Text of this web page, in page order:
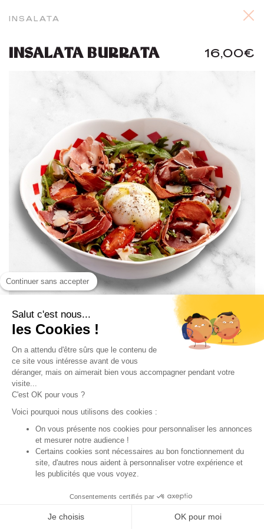
Continuer sans accepter
Salut c'est nous...
les Cookies !
On a attendu d'être sûrs que le contenu de
ce site vous intéresse avant de vous
déranger, mais on aimerait bien vous accompagner pendant votre
visite...
C'est OK pour vous ?
Voici pourquoi nous utilisons des cookies :
On vous présente nos cookies pour personnaliser les annonces
et mesurer notre audience !
Certains cookies sont nécessaires au bon fonctionnement du
site, d'autres nous aident à personnaliser votre expérience et
les publicités que vous voyez.
Consentements certifiés par
Je choisis OK pour moi
INSALATA
INSALATA BURRATA 16,00€
AJOUTER
ALLERGÈNES
Roquette, jambon cru italien, burratina, tomates cerises au
basilic, parmigiano reggiano DOP*, pesto, huile d’olive
vierge extra, crème de vinaigre balsamique, éclats de
noisettes, poivre noir du moulin * Denominazione di Origine
Protetta
D’AUTRES ONT AUSSI AIMÉ :